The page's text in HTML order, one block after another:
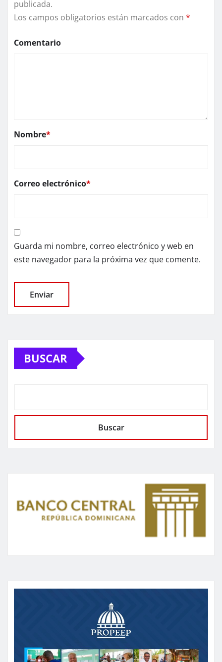
publicada.
Los campos obligatorios están marcados con *
Comentario
Nombre*
Correo electrónico*
Guarda mi nombre, correo electrónico y web en
este navegador para la próxima vez que comente.
BUSCAR
Buscar